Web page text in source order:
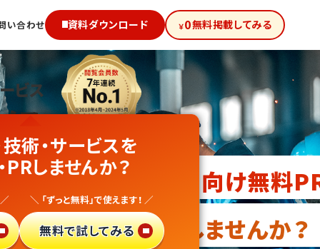
い合わせ 資料ダウンロード ￥0無料掲載してみる
ビス
!
能教育業 向け無料
業種参入 しませんか？
術・サービスを
しませんか？
＼ 「ずっと無料」で使えます！ ／
無料で試してみる